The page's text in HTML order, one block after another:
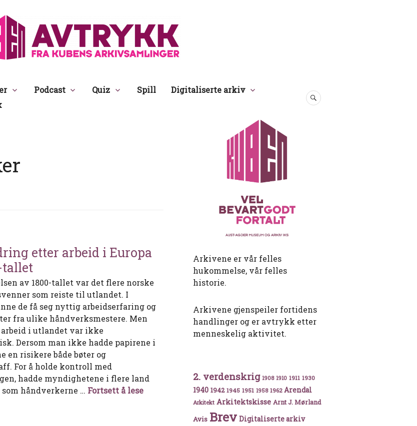
Avtrykk
Podcast Quiz Spill
Digitaliserte arkiv
SØK
etter arbeid i Europa
tallet
av 1800-tallet var det flere norske
som reiste til utlandet. I
de få seg nyttig arbeidserfaring og
fra ulike håndverksmestere. Men
i utlandet var ikke
Dersom man ikke hadde papirene i
en risikere både bøter og
For å holde kontroll med
hadde myndighetene i flere land
håndverkerne … Fortsett å lesePå vandring etter arbeid i Europa på 1800-tallet
Arkivene er vår felles
hukommelse, vår felles
historie.
Arkivene gjenspeiler fortidens
handlinger og er avtrykk etter
menneskelig aktivitet.
2. verdenskrig 1908 1910 1911 1930
1940 1942 1945 1951 1958 1962 Arendal
Arkitekt Arkitektskisse Arnt J. Mørland
Avis Brev Digitaliserte arkiv